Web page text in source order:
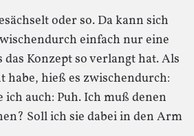
oder so. Da kann sich
einfach nur eine
Konzept so verlangt hat. Als
habe, hieß es zwischendurch:
auch: Puh. Ich muß denen
Soll ich sie dabei in den Arm